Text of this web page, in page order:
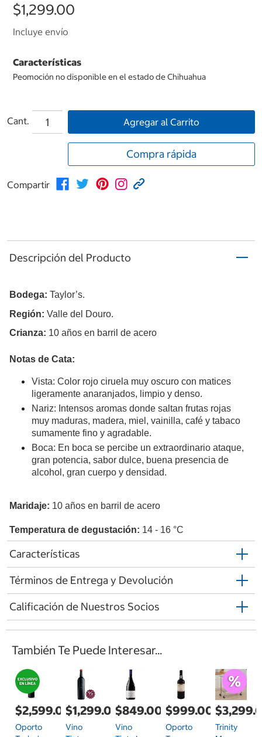
$1,299.00
Incluye envío
Características
Peomoción no disponible en el estado de Chihuahua
Cant. Agregar al Carrito
Compra rápida
Compartir
Descripción del Producto
Bodega: Taylor’s.
Región: Valle del Douro.
Crianza: 10 años en barril de acero
Notas de Cata:
Vista: Color rojo ciruela muy oscuro con matices
ligeramente anaranjados, limpio y denso.
Nariz: Intensos aromas donde saltan frutas rojas
muy maduras, madera, miel, vainilla, café y tabaco
sumamente fino y agradable.
Boca: En boca se percibe un extraordinario ataque,
gran potencia, sabor dulce, buena presencia de
alcohol, gran cuerpo y densidad.
Maridaje: 10 años en barril de acero
Temperatura de degustación: 14 - 16 °C
Características
Términos de Entrega y Devolución
Calificación de Nuestros Socios
También Te Puede Interesar...
$2,599.00
Oporto
$1,299.00
Vino
$849.00
Vino
$999.00
Oporto
Trinity